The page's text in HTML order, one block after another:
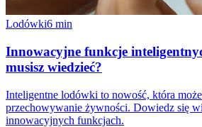
Lodówki6 min
Innowacyjne funkcje
musisz wiedzieć?
Inteligentne lodówki to nowość, która
przechowywanie żywności. Dowiedz się
innowacyjnych funkcjach.